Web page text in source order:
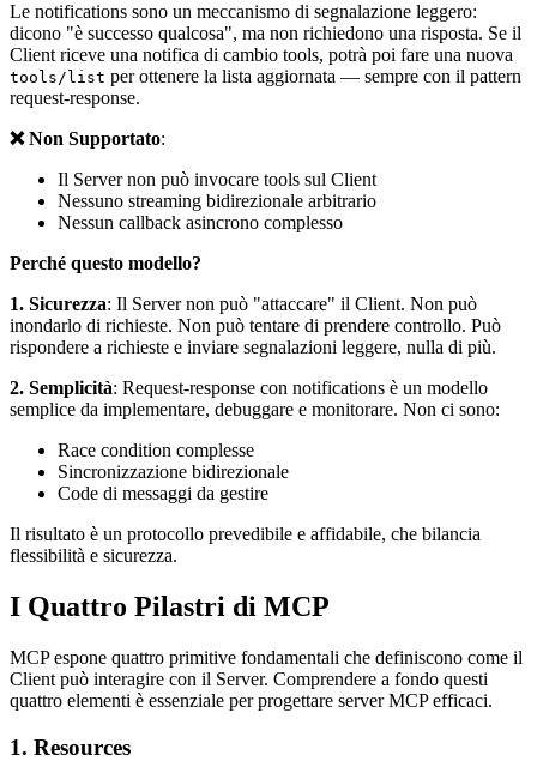
Le notifications sono un meccanismo di segnalazione leggero:
dicono "è successo qualcosa", ma non richiedono una risposta. Se il
Client riceve una notifica di cambio tools, potrà poi fare una nuova
tools/list per ottenere la lista aggiornata — sempre con il pattern
request-response.
❌ Non Supportato:
Il Server non può invocare tools sul Client
Nessuno streaming bidirezionale arbitrario
Nessun callback asincrono complesso
Perché questo modello?
1. Sicurezza: Il Server non può "attaccare" il Client. Non può
inondarlo di richieste. Non può tentare di prendere controllo. Può
rispondere a richieste e inviare segnalazioni leggere, nulla di più.
2. Semplicità: Request-response con notifications è un modello
semplice da implementare, debuggare e monitorare. Non ci sono:
Race condition complesse
Sincronizzazione bidirezionale
Code di messaggi da gestire
Il risultato è un protocollo prevedibile e affidabile, che bilancia
flessibilità e sicurezza.
I Quattro Pilastri di MCP
MCP espone quattro primitive fondamentali che definiscono come il
Client può interagire con il Server. Comprendere a fondo questi
quattro elementi è essenziale per progettare server MCP efficaci.
1. Resources